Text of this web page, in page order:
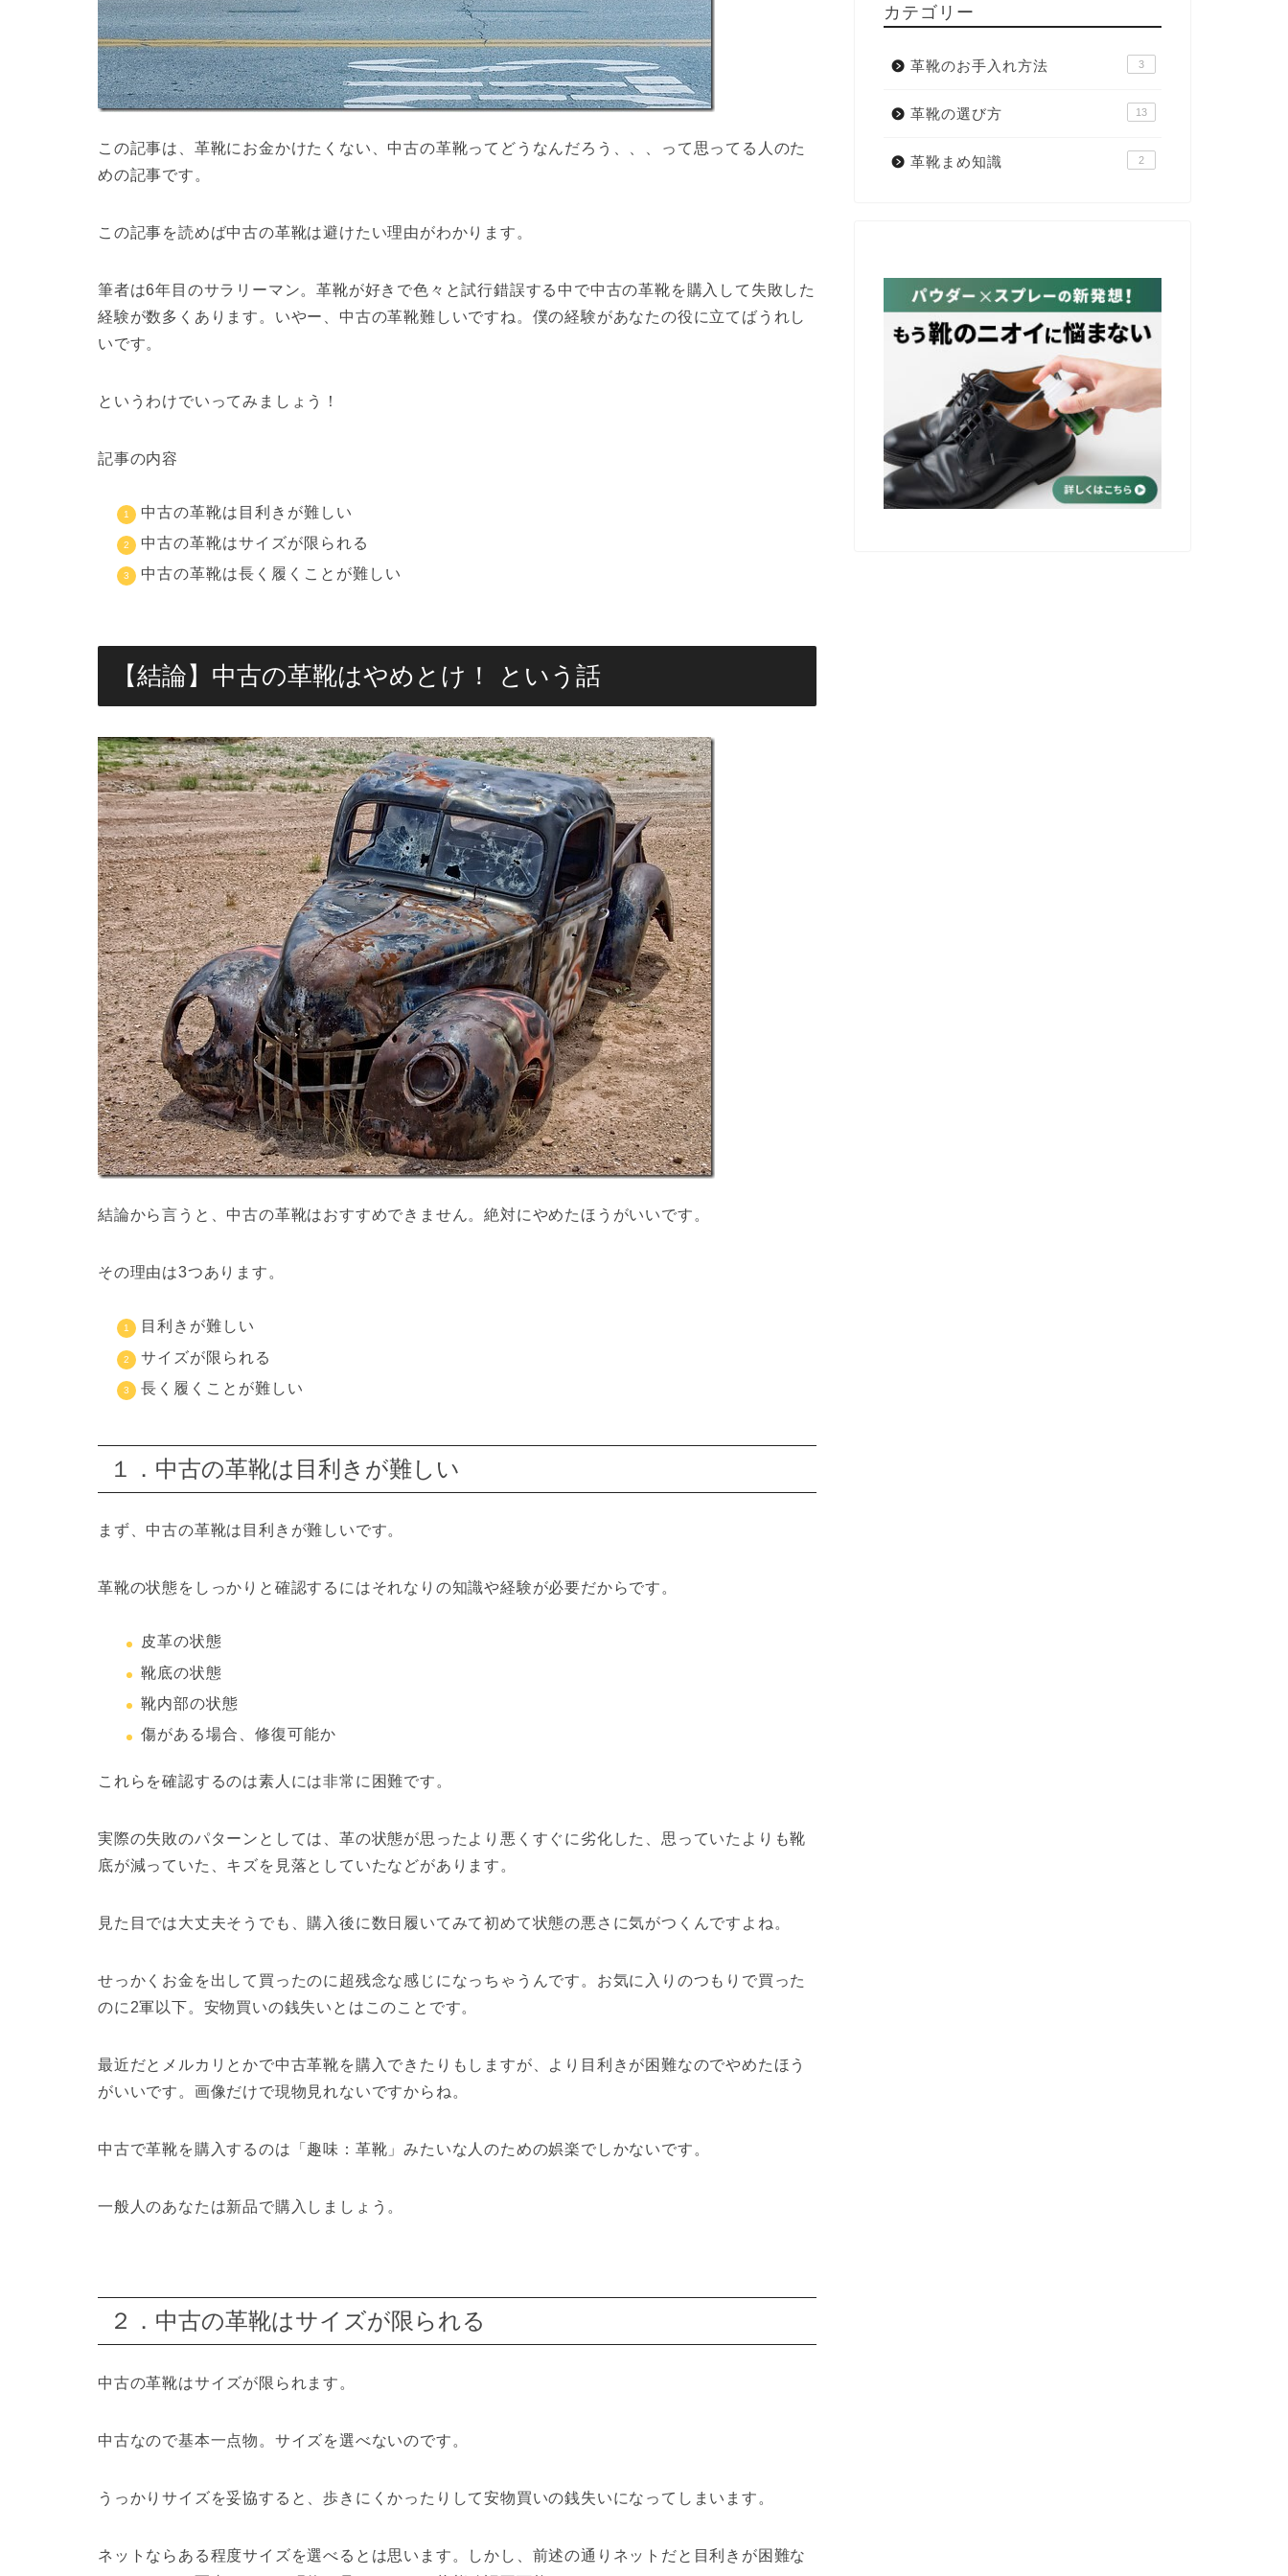
この記事は、革靴にお金かけたくない、中古の革靴ってどうなんだろう、、、って思ってる人のた
めの記事です。
この記事を読めば中古の革靴は避けたい理由がわかります。
筆者は6年目のサラリーマン。革靴が好きで色々と試行錯誤する中で中古の革靴を購入して失敗した
経験が数多くあります。いやー、中古の革靴難しいですね。僕の経験があなたの役に立てばうれし
いです。
というわけでいってみましょう！
記事の内容
中古の革靴は目利きが難しい
中古の革靴はサイズが限られる
中古の革靴は長く履くことが難しい
【結論】中古の革靴はやめとけ！ という話
結論から言うと、中古の革靴はおすすめできません。絶対にやめたほうがいいです。
その理由は3つあります。
目利きが難しい
サイズが限られる
長く履くことが難しい
１．中古の革靴は目利きが難しい
まず、中古の革靴は 目利きが難しいです。
革靴の状態をしっかりと確認するにはそれなりの知識や経験が必要だからです。
皮革の状態
靴底の状態
靴内部の状態
傷がある場合、修復可能か
これらを確認するのは素人には非常に困難です。
実際の失敗のパターンとしては、革の状態が思ったより悪くすぐに劣化した、思っていたよりも靴
底が減っていた、キズを見落としていたなどがあります。
見た目では大丈夫そうでも、 購入後に数日履いてみて初めて状態の悪さに気がつく んですよね。
せっかくお金を出して買ったのに超残念な感じになっちゃうんです。お気に入りのつもりで買った
のに2軍以下。 安物買いの銭失い とはこのことです。
最近だとメルカリとかで中古革靴を購入できたりもしますが、より目利きが困難なのでやめたほう
がいいです。画像だけで現物見れないですからね。
中古で革靴を購入するのは「趣味：革靴」みたいな人のための娯楽でしかないです。
一般人のあなたは新品で購入しましょう。
２．中古の革靴はサイズが限られる
中古の革靴はサイズが限られます。
中古なので基本一点物。サイズを選べないのです。
うっかりサイズを妥協すると、歩きにくかったりして安物買いの銭失いになってしまいます。
ネットならある程度サイズを選べるとは思います。しかし、前述の通りネットだと目利きが困難な
カテゴリー
革靴のお手入れ方法 3
革靴の選び方 13
革靴まめ知識 2